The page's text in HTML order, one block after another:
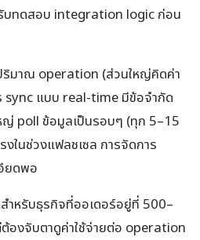
รับทดสอบ integration logic ก่อน
ริมาณ operation (ส่วนใหญ่คิดค่า
sync แบบ real-time มีข้อจำกัด
ญ่ poll ข้อมูลเป็นรอบๆ (ทุก 5–15
งในช่วงแฟลชเซล การจัดการ
ยดพอ
ำหรับธุรกิจที่ออเดอร์อยู่ที่ 500–
องจับตาดูค่าใช้จ่ายต่อ operation